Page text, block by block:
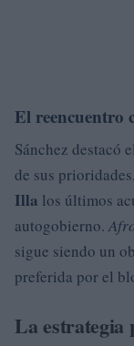
El reencuentro
Sánchez destacó
de sus
Illa los últimos
autogobierno.
sigue siendo un
preferida por el
La estrategia